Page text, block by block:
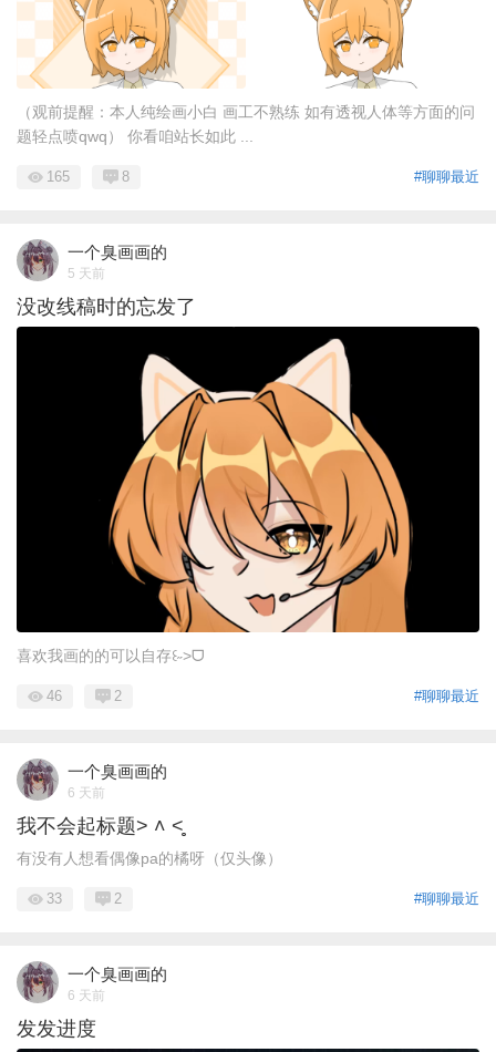
（观前提醒：本人纯绘画小白 画工不熟练 如有透视人体等方面的问
题轻点喷qwq） 你看咱站长如此 ...
#聊聊最近
165 8
一个臭画画的
5 天前
没改线稿时的忘发了
喜欢我画的的可以自存꒰˶>ᗜ
#聊聊最近
46 2
一个臭画画的
6 天前
我不会起标题˃ ˄ ˂̥̥ ​
有没有人想看偶像pa的橘呀（仅头像）
#聊聊最近
33 2
一个臭画画的
6 天前
发发进度